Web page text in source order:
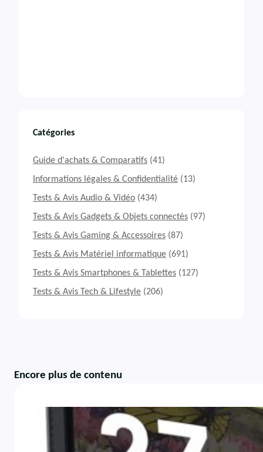
Catégories
Guide d'achats & Comparatifs (41)
Informations légales & Confidentialité (13)
Tests & Avis Audio & Vidéo (434)
Tests & Avis Gadgets & Objets connectés (97)
Tests & Avis Gaming & Accessoires (87)
Tests & Avis Matériel informatique (691)
Tests & Avis Smartphones & Tablettes (127)
Tests & Avis Tech & Lifestyle (206)
Encore plus de contenu